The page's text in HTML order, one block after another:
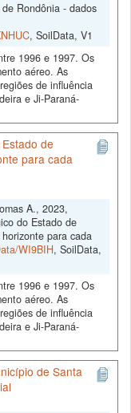
Rondônia - dados
, SoilData, V1
1996 e 1997. Os
aéreo. As
de influência
e Ji-Paraná-
de
para cada
A., 2023,
do Estado de
para cada
WI9BIH, SoilData,
1996 e 1997. Os
aéreo. As
de influência
e Ji-Paraná-
de Santa